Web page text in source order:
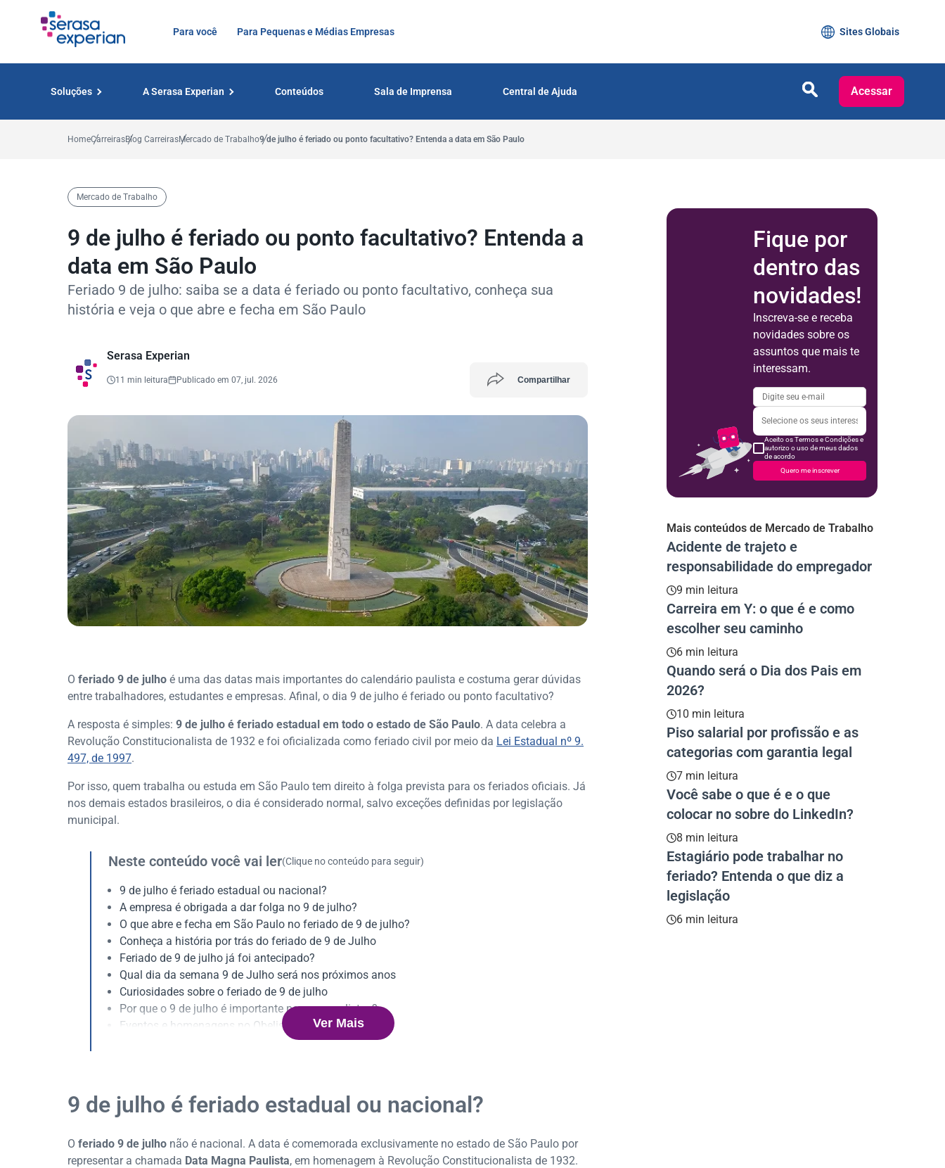
Para você Para Pequenas e Médias Empresas Sites Globais
Soluções A Serasa Experian Conteúdos Sala de Imprensa Central de Ajuda Acessar
HomeCarreirasBlog CarreirasMercado de Trabalho9 de julho é feriado ou ponto facultativo? Entenda a data em São Paulo
Mercado de Trabalho
9 de julho é feriado ou ponto facultativo? Entenda a
data em São Paulo
Feriado 9 de julho: saiba se a data é feriado ou ponto facultativo, conheça sua
história e veja o que abre e fecha em São Paulo
Serasa Experian
11 min leitura Publicado em 07, jul. 2026 Compartilhar
O feriado 9 de julho é uma das datas mais importantes do calendário paulista e costuma gerar dúvidas
entre trabalhadores, estudantes e empresas. Afinal, o dia 9 de julho é feriado ou ponto facultativo?
A resposta é simples: 9 de julho é feriado estadual em todo o estado de São Paulo. A data celebra a
Revolução Constitucionalista de 1932 e foi oficializada como feriado civil por meio da Lei Estadual nº 9.
497, de 1997.
Por isso, quem trabalha ou estuda em São Paulo tem direito à folga prevista para os feriados oficiais. Já
nos demais estados brasileiros, o dia é considerado normal, salvo exceções definidas por legislação
municipal.
Neste conteúdo você vai ler(Clique no conteúdo para seguir)
9 de julho é feriado estadual ou nacional?
A empresa é obrigada a dar folga no 9 de julho?
O que abre e fecha em São Paulo no feriado de 9 de julho?
Conheça a história por trás do feriado de 9 de Julho
Feriado de 9 de julho já foi antecipado?
Qual dia da semana 9 de Julho será nos próximos anos
Curiosidades sobre o feriado de 9 de julho
Por que o 9 de julho é importante para os paulistas?
Eventos e homenagens no Obelisco do Ibirapuera
Ver Mais
9 de julho é feriado estadual ou nacional?
O feriado 9 de julho não é nacional. A data é comemorada exclusivamente no estado de São Paulo por
representar a chamada Data Magna Paulista, em homenagem à Revolução Constitucionalista de 1932.
Fique por
dentro das
novidades!
Inscreva-se e receba
novidades sobre os
assuntos que mais te
interessam.
Aceito os Termos e Condições e
autorizo o uso de meus dados
de acordo
Quero me inscrever
Mais conteúdos de Mercado de Trabalho
Acidente de trajeto e
responsabilidade do empregador
9 min leitura
Carreira em Y: o que é e como
escolher seu caminho
6 min leitura
Quando será o Dia dos Pais em
2026?
10 min leitura
Piso salarial por profissão e as
categorias com garantia legal
7 min leitura
Você sabe o que é e o que
colocar no sobre do LinkedIn?
8 min leitura
Estagiário pode trabalhar no
feriado? Entenda o que diz a
legislação
6 min leitura